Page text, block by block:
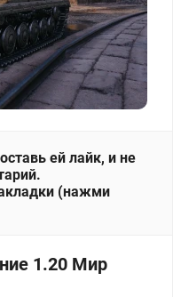
ей лайк, и не
(нажми
1.20 Мир